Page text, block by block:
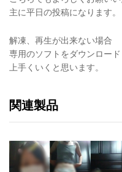
主に平日の投稿になります。
解凍、再生が出来ない場合
専用のソフトをダウンロー
上手くいくと思います。
関連製品